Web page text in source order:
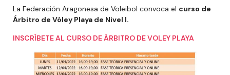
La Federación Aragonesa de Voleibol convoca el curso de
Árbitro de Vóley Playa de Nivel I.
INSCRÍBETE AL CURSO DE ÁRBITRO DE VOLEY PLAYA